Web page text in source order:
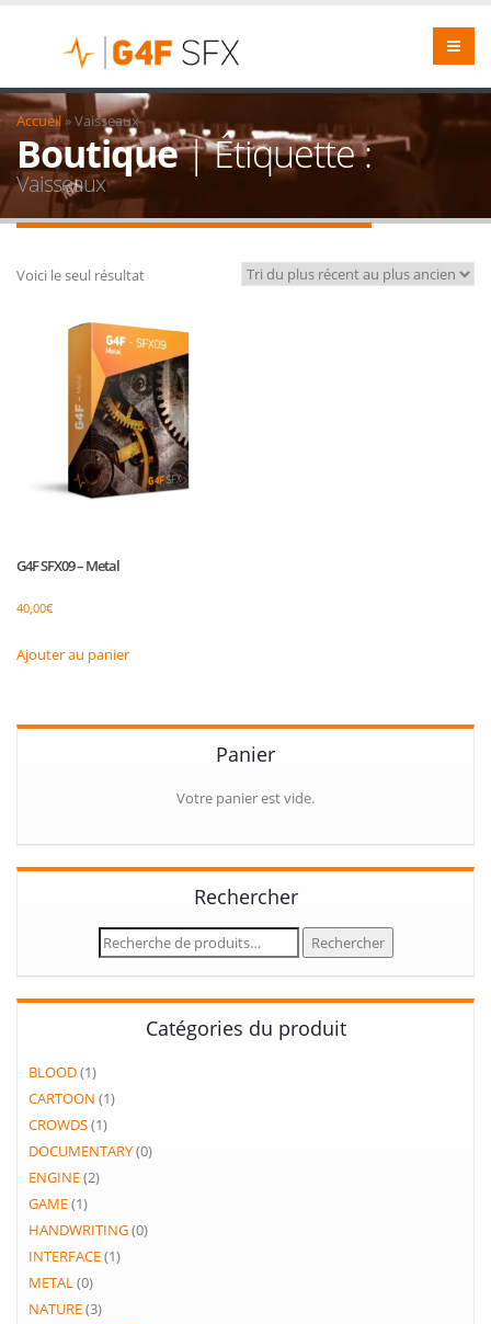
Accueil»Vaisseaux
Boutique| Étiquette :
Vaisseaux
Voici le seul résultat
G4F SFX09 – Metal
40,00€
Ajouter au panier
Panier
Votre panier est vide.
Rechercher
Recherche
pour :
Rechercher
Catégories du produit
BLOOD(1)
CARTOON (1)
CROWDS(1)
DOCUMENTARY(0)
ENGINE(2)
GAME(1)
HANDWRITING(0)
INTERFACE(1)
METAL(0)
NATURE(3)